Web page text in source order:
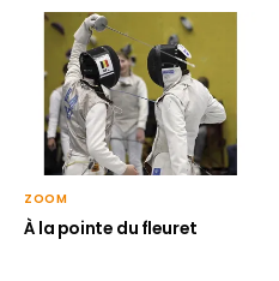
ZOOM
À la pointe du fleuret